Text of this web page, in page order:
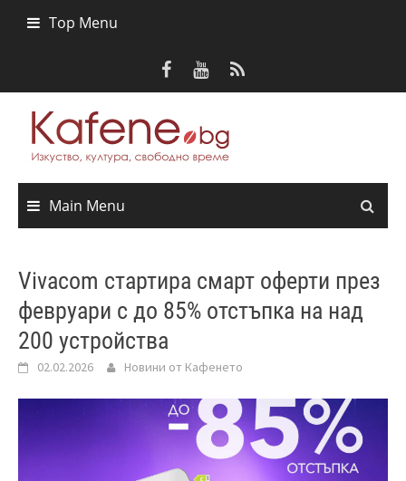
Top Menu
Main Menu
Vivacom стартира смарт оферти през
февруари с до 85% отстъпка на над
200 устройства
02.02.2026 Новини от Кафенето